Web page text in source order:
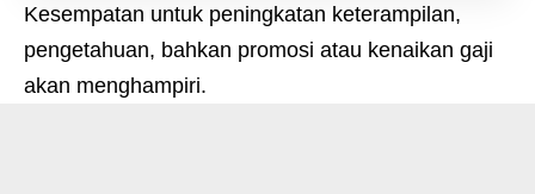
Kesempatan untuk peningkatan keterampilan,
pengetahuan, bahkan promosi atau kenaikan gaji
akan menghampiri.